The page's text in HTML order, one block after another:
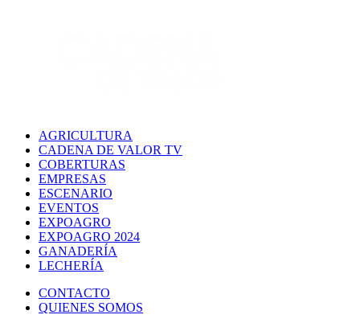
AGRICULTURA
CADENA DE VALOR TV
COBERTURAS
EMPRESAS
ESCENARIO
EVENTOS
EXPOAGRO
EXPOAGRO 2024
GANADERÍA
LECHERÍA
CONTACTO
QUIENES SOMOS